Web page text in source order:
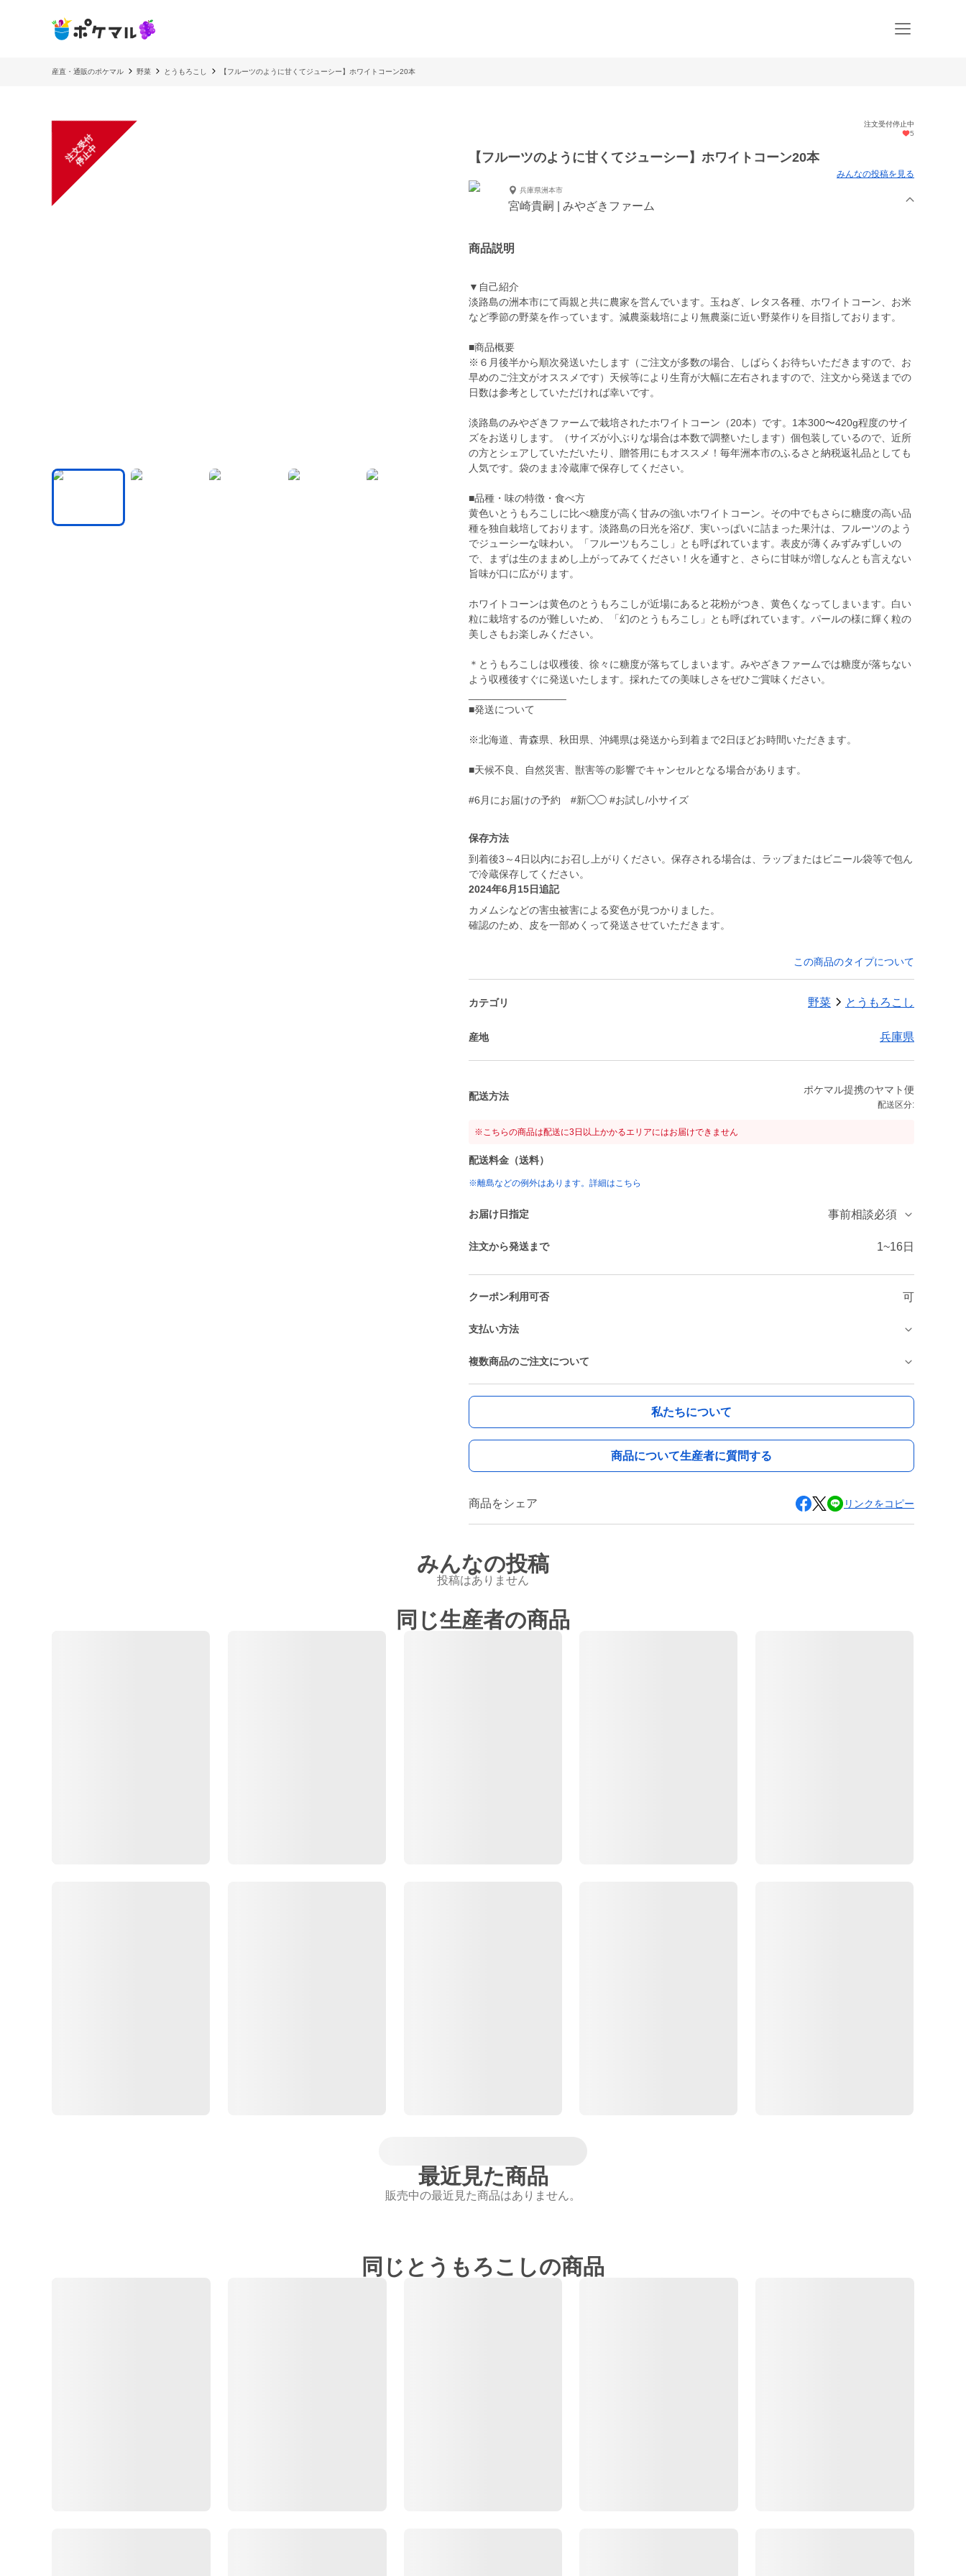
産直・通販のポケマル 野菜 とうもろこし 【フルーツのように甘くてジューシー】ホワイトコーン20本
注
文
受
付
停
止
中
注文受付停止中
5
【フルーツのように甘くてジューシー】ホワイトコーン20本
みんなの投稿を見る
兵庫県洲本市
宮崎貴嗣 | みやざきファーム
商品説明
▼自己紹介
淡路島の洲本市にて両親と共に農家を営んでいます。玉ねぎ、レタス各種、ホワイトコーン、お米
など季節の野菜を作っています。減農薬栽培により無農薬に近い野菜作りを目指しております。
■商品概要
※６月後半から順次発送いたします（ご注文が多数の場合、しばらくお待ちいただきますので、お
早めのご注文がオススメです）天候等により生育が大幅に左右されますので、注文から発送までの
日数は参考としていただければ幸いです。
淡路島のみやざきファームで栽培されたホワイトコーン（20本）です。1本300〜420g程度のサイ
ズをお送りします。（サイズが小ぶりな場合は本数で調整いたします）個包装しているので、近所
の方とシェアしていただいたり、贈答用にもオススメ！毎年洲本市のふるさと納税返礼品としても
人気です。袋のまま冷蔵庫で保存してください。
■品種・味の特徴・食べ方
黄色いとうもろこしに比べ糖度が高く甘みの強いホワイトコーン。その中でもさらに糖度の高い品
種を独自栽培しております。淡路島の日光を浴び、実いっぱいに詰まった果汁は、フルーツのよう
でジューシーな味わい。「フルーツもろこし」とも呼ばれています。表皮が薄くみずみずしいの
で、まずは生のままめし上がってみてください！火を通すと、さらに甘味が増しなんとも言えない
旨味が口に広がります。
ホワイトコーンは黄色のとうもろこしが近場にあると花粉がつき、黄色くなってしまいます。白い
粒に栽培するのが難しいため、「幻のとうもろこし」とも呼ばれています。パールの様に輝く粒の
美しさもお楽しみください。
＊とうもろこしは収穫後、徐々に糖度が落ちてしまいます。みやざきファームでは糖度が落ちない
よう収穫後すぐに発送いたします。採れたての美味しさをぜひご賞味ください。
■発送について
※北海道、青森県、秋田県、沖縄県は発送から到着まで2日ほどお時間いただきます。
■天候不良、自然災害、獣害等の影響でキャンセルとなる場合があります。
#6月にお届けの予約 #新◯◯ #お試し/小サイズ
保存方法
到着後3～4日以内にお召し上がりください。保存される場合は、ラップまたはビニール袋等で包ん
で冷蔵保存してください。
2024年6月15日追記
カメムシなどの害虫被害による変色が見つかりました。
確認のため、皮を一部めくって発送させていただきます。
この商品のタイプについて
カテゴリ 野菜 とうもろこし
産地 兵庫県
配送方法
ポケマル提携のヤマト便
配送区分:
※こちらの商品は配送に3日以上かかるエリアにはお届けできません
配送料金（送料）
※離島などの例外はあります。詳細はこちら
お届け日指定 事前相談必須
注文から発送まで 1~16日
クーポン利用可否 可
支払い方法
複数商品のご注文について
私たちについて
商品について生産者に質問する
商品をシェア リンクをコピー
みんなの投稿
投稿はありません
同じ生産者の商品
最近見た商品
販売中の最近見た商品はありません。
同じとうもろこしの商品